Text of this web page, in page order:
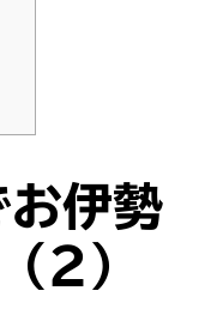
お伊勢
2）